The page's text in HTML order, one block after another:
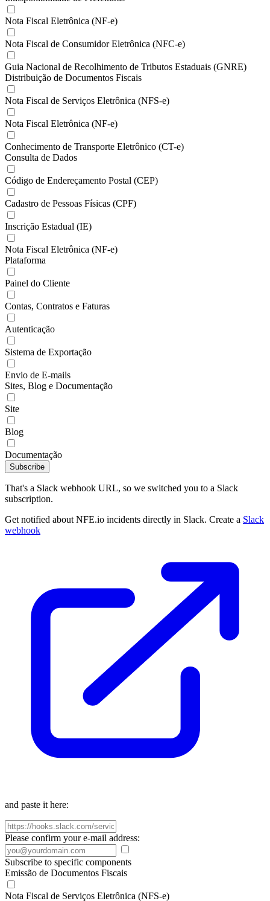
Nota Fiscal Eletrônica (NF-e)
Nota Fiscal de Consumidor Eletrônica (NFC-e)
Guia Nacional de Recolhimento de Tributos Estaduais (GNRE)
Distribuição de Documentos Fiscais
Nota Fiscal de Serviços Eletrônica (NFS-e)
Nota Fiscal Eletrônica (NF-e)
Conhecimento de Transporte Eletrônico (CT-e)
Consulta de Dados
Código de Endereçamento Postal (CEP)
Cadastro de Pessoas Físicas (CPF)
Inscrição Estadual (IE)
Nota Fiscal Eletrônica (NF-e)
Plataforma
Painel do Cliente
Contas, Contratos e Faturas
Autenticação
Sistema de Exportação
Envio de E-mails
Sites, Blog e Documentação
Site
Blog
Documentação
Subscribe
That's a Slack webhook URL, so we switched you to a Slack
subscription.
Get notified about NFE.io incidents directly in Slack. Create a Slack
webhook
and paste it here:
Please confirm your e-mail address:
Subscribe to specific components
Emissão de Documentos Fiscais
Nota Fiscal de Serviços Eletrônica (NFS-e)